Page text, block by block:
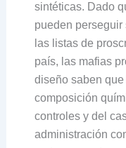
sintéticas. Dado
pueden
las listas de
país, las mafias
diseño saben
composición
controles y del
administración